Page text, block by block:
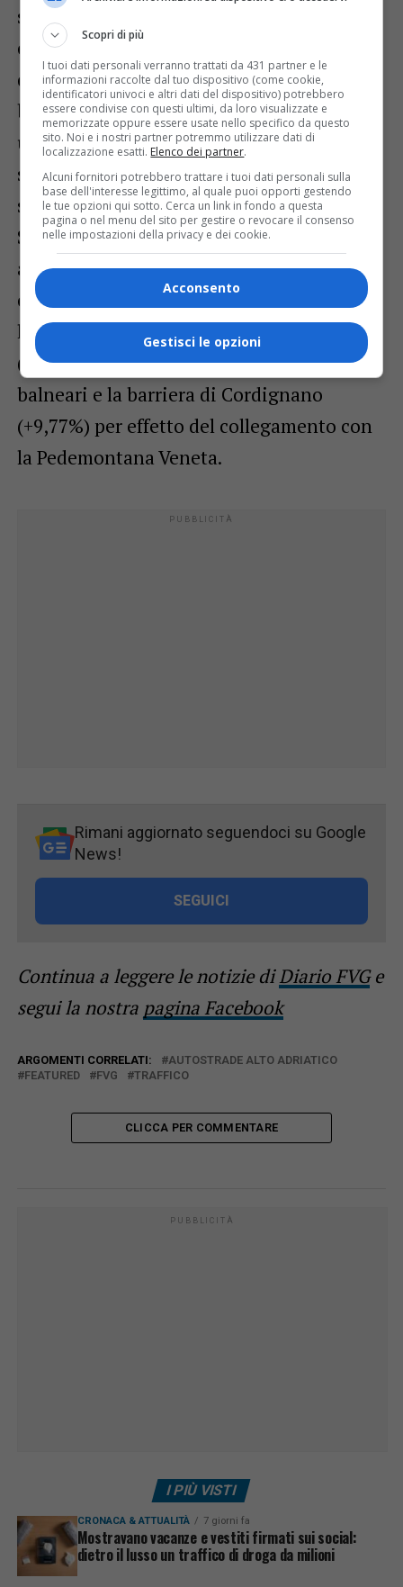
sono stati 2 miliardi 600 milioni i
chilometri percorsi dai veicoli. In positivo
quasi tutti i caselli autostradali con la
barriera di Trieste Lisert che ha realizzato
un +5,36% rispetto al 2022 a cui si deve
sommare il 2,02% di Villesse (barriera
sempre più utilizzata come bypass per la
Slovenia nel periodo estivo). Traffico in
aumento anche a Udine Sud (+ 7,19%) per
chi è diretto al capoluogo friulano o verso
le località della montagna; San Donà
(3,48%) e Latisana (+1,55%) per le località
balneari e la barriera di Cordignano
(+9,77%) per effetto del collegamento con
la Pedemontana Veneta.
Rimani aggiornato seguendoci su Google
News!
SEGUICI
Continua a leggere le notizie diDiario FVGe
segui la nostra pagina Facebook
ARGOMENTI CORRELATI:
AUTOSTRADE ALTO ADRIATICO
FEATURED
FVG TRAFFICO
CLICCA PER COMMENTARE
PUBBLICITÀ
I PIÙ VISTI
CRONACA & ATTUALITÀ 7 giorni fa
Mostravano vacanze e vestiti firmati sui social:
dietro il lusso un traffico di droga da milioni
Scopri di più
I tuoi dati personali verranno trattati da 431 partner e le
informazioni raccolte dal tuo dispositivo (come cookie,
identificatori univoci e altri dati del dispositivo) potrebbero
essere condivise con questi ultimi, da loro visualizzate e
memorizzate oppure essere usate nello specifico da questo
sito. Noi e i nostri partner potremmo utilizzare dati di
localizzazione esatti. Elenco dei partner.
Alcuni fornitori potrebbero trattare i tuoi dati personali sulla
base dell'interesse legittimo, al quale puoi opporti gestendo
le tue opzioni qui sotto. Cerca un link in fondo a questa
pagina o nel menu del sito per gestire o revocare il consenso
nelle impostazioni della privacy e dei cookie.
Acconsento
Gestisci le opzioni